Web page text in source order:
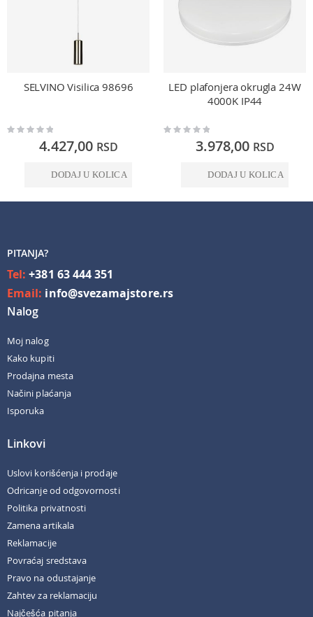
SELVINO Visilica 98696
Rating:
4.427,00 RSD
DODAJ U KOLICA
LED plafonjera okrugla 24W
4000K IP44
Rating:
3.978,00 RSD
DODAJ U KOLICA
PITANJA?
Tel:+381 63 444 351
Email: info@svezamajstore.rs
Nalog
Moj nalog
Kako kupiti
Prodajna mesta
Načini plaćanja
Isporuka
Linkovi
Uslovi korišćenja i prodaje
Odricanje od odgovornosti
Politika privatnosti
Zamena artikala
Reklamacije
Povraćaj sredstava
Pravo na odustajanje
Zahtev za reklamaciju
Najčešća pitanja